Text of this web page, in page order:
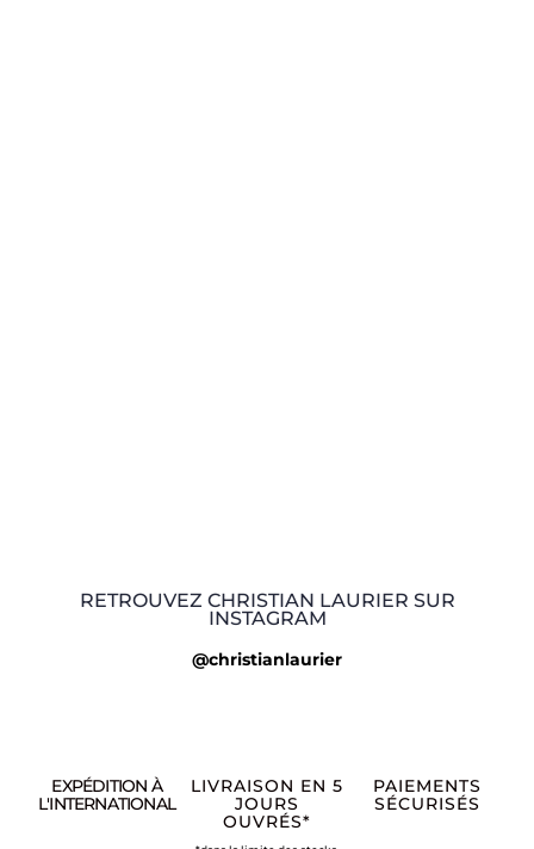
RETROUVEZ CHRISTIAN LAURIER SUR
INSTAGRAM
@christianlaurier
EXPÉDITION À
L'INTERNATIONAL
LIVRAISON EN 5
JOURS
OUVRÉS*
PAIEMENTS
SÉCURISÉS